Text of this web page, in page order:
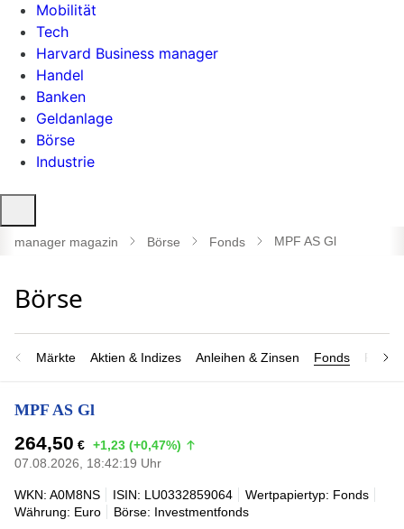
Mobilität
Tech
Harvard Business manager
Handel
Banken
Geldanlage
Börse
Industrie
öffnen
manager magazin Börse Fonds MPF AS Gl
Märkte Aktien & Indizes Anleihen & Zinsen Fonds
MPF AS Gl
264,50 € +1,23 (+0,47%)
07.08.2026, 18:42:19 Uhr
WKN: A0M8NS ISIN: LU0332859064
Wertpapiertyp: Fonds
Währung: Euro
Börse: Investmentfonds